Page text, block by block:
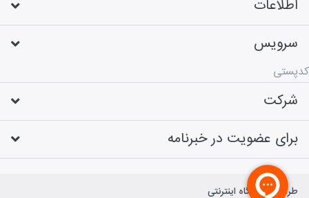
اطلاعات
سرویس
کدپستی
شرکت
برای عضویت در خبرنامه
طراحی فروشگاه اینترنتی